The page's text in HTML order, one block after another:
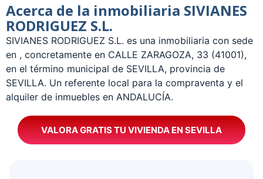
Acerca de la inmobiliaria SIVIANES
RODRIGUEZ S.L.
­SIVIANES RODRIGUEZ S.L. es una inmobiliaria con sede
en , concretamente en CALLE ZARAGOZA, 33 (41001),
en el término municipal de SEVILLA, provincia de
SEVILLA. Un referente local para la compraventa y el
alquiler de inmuebles en ANDALUCÍA.
VALORA GRATIS TU VIVIENDA EN SEVILLA